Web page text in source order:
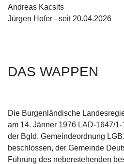
Andreas Kacsits
Jürgen Hofer - seit 20.04.2026
DAS WAPPEN
Die Burgenländische
am 14. Jänner 1976 LAD-1647/
der Bgld. Gemeindeordnung
beschlossen, der Gemeinde
Führung des nebenstehenden